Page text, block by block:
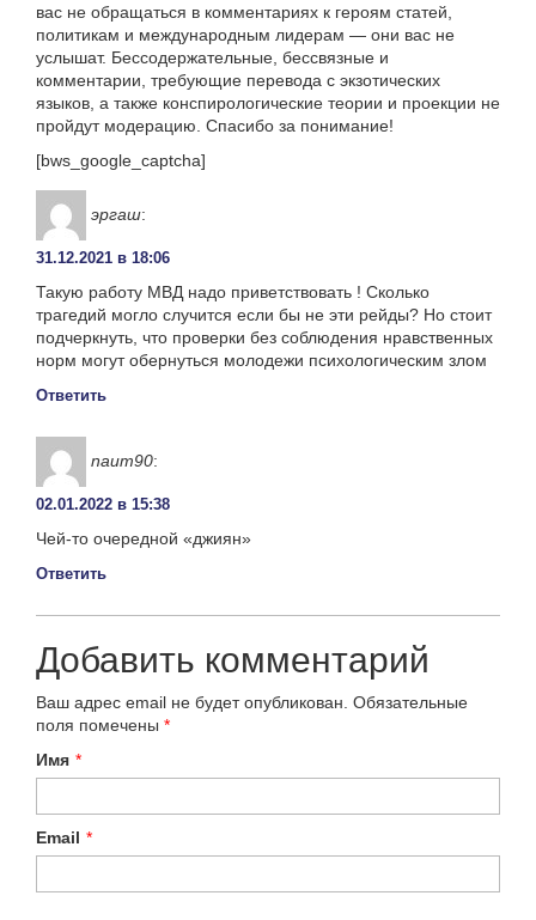
вас не обращаться в комментариях к героям статей,
политикам и международным лидерам — они вас не
услышат. Бессодержательные, бессвязные и
комментарии, требующие перевода с экзотических
языков, а также конспирологические теории и проекции не
пройдут модерацию. Спасибо за понимание!
[bws_google_captcha]
эргаш:
31.12.2021 в 18:06
Такую работу МВД надо приветствовать ! Сколько
трагедий могло случится если бы не эти рейды? Но стоит
подчеркнуть, что проверки без соблюдения нравственных
норм могут обернуться молодежи психологическим злом
Ответить
naum90:
02.01.2022 в 15:38
Чей-то очередной «джиян»
Ответить
Добавить комментарий
Ваш адрес email не будет опубликован. Обязательные
поля помечены *
Имя *
Email *